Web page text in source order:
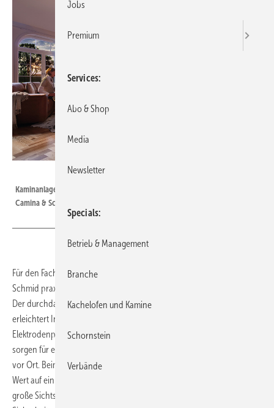
Kaminanlage mit 3seitigem Gas-Kamineinsatz Ekko G U 100 (34)51von
Camina & Schmid
Für den Fachhandel bieten die Gas-Kamineinsätze von Camina &
Schmid praxisgerechte Vorteile – von der Montage bis zur Wartung.
Der durchdachte Geräteaufbau mit gut zugänglichen Komponenten
erleichtert Installation und Service gleichermaßen. Optimierte
Elektrodenpositionen und ein verbesserter Scheibenverschluss
sorgen für eine einfache Handhabung und eine saubere Ausführung
vor Ort. Beim Design der Gas-Kamineinsätze wurde nicht nur großer
Wert auf ein hervorragendes Flammenbild durch mehr Tiefe und eine
große Sichtscheibe gelegt, auch eine hohe Qualität und modernste
Jobs
Premium
Services
Abo & Shop
Media
Newsletter
Specials
Betrieb & Management
Branche
Kachelofen und Kamine
Schornstein
Verbände